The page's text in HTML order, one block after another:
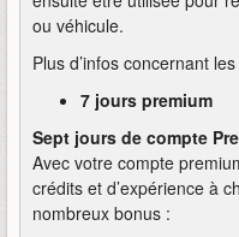
ou véhicule.
Plus d’infos concernant
7 jours premium
Sept jours de compte
Avec votre compte
crédits et d’expérience à
nombreux bonus :